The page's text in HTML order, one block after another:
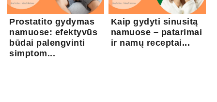
Prostatito gydymas
namuose: efektyvūs
būdai palengvinti
simptom...
Kaip gydyti sinusitą
namuose – patarimai
ir namų receptai...